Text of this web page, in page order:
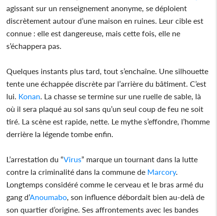
agissant sur un renseignement anonyme, se déploient
discrètement autour d’une maison en ruines. Leur cible est
connue : elle est dangereuse, mais cette fois, elle ne
s’échappera pas.
Quelques instants plus tard, tout s’enchaîne. Une silhouette
tente une échappée discrète par l’arrière du bâtiment. C’est
lui. Konan . La chasse se termine sur une ruelle de sable, là
où il sera plaqué au sol sans qu’un seul coup de feu ne soit
tiré. La scène est rapide, nette. Le mythe s’effondre, l’homme
derrière la légende tombe enfin.
L’arrestation du “Virus” marque un tournant dans la lutte
contre la criminalité dans la commune de Marcory.
Longtemps considéré comme le cerveau et le bras armé du
gang d’Anoumabo , son influence débordait bien au-delà de
son quartier d’origine. Ses affrontements avec les bandes